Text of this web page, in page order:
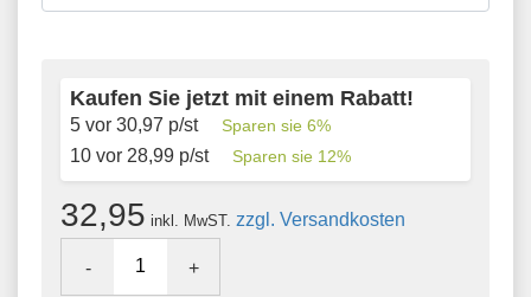
Kaufen Sie jetzt mit einem Rabatt!
5 vor 30,97 p/st Sparen sie 6%
10 vor 28,99 p/st Sparen sie 12%
32,95 inkl. MwST. zzgl. Versandkosten
- +